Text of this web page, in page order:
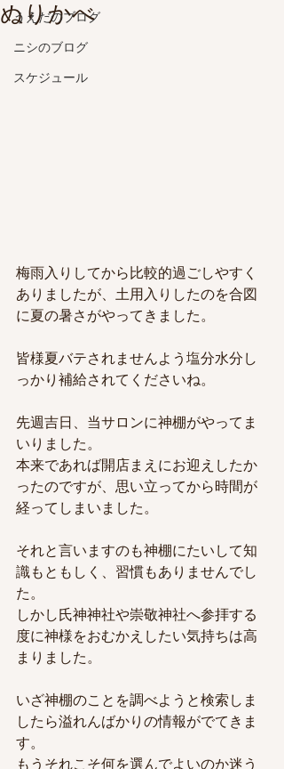
うえだのブログ
ニシのブログ
スケジュール
ぬりかべ
梅雨入りしてから比較的過ごしやすく
ありましたが、土用入りしたのを合図
に夏の暑さがやってきました。
皆様夏バテされませんよう塩分水分し
っかり補給されてくださいね。
先週吉日、当サロンに神棚がやってま
いりました。
本来であれば開店まえにお迎えしたか
ったのですが、思い立ってから時間が
経ってしまいました。
それと言いますのも神棚にたいして知
識もともしく、習慣もありませんでし
た。
しかし氏神神社や崇敬神社へ参拝する
度に神様をおむかえしたい気持ちは高
まりました。
いざ神棚のことを調べようと検索しま
したら溢れんばかりの情報がでてきま
す。
もうそれこそ何を選んでよいのか迷う